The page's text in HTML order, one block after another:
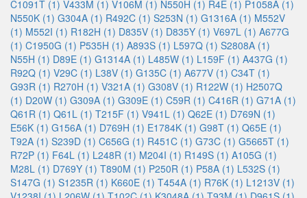
C1091T (1) V433M (1) V106M (1) N550H (1) R4E (1) P1058A (1)
N550K (1) G304A (1) R492C (1) S253N (1) G1316A (1) M552V
(1) M552I (1) R182H (1) D835V (1) D835Y (1) V697L (1) A677G
(1) C1950G (1) P535H (1) A893S (1) L597Q (1) S2808A (1)
N55H (1) D89E (1) G1314A (1) L485W (1) L159F (1) A437G (1)
R92Q (1) V29C (1) L38V (1) G135C (1) A677V (1) C34T (1)
G93R (1) R270H (1) V321A (1) G308V (1) R122W (1) H2507Q
(1) D20W (1) G309A (1) G309E (1) C59R (1) C416R (1) G71A (1)
Q61R (1) Q61L (1) T215F (1) V941L (1) Q62E (1) D769N (1)
E56K (1) G156A (1) D769H (1) E1784K (1) G98T (1) Q65E (1)
T92A (1) S239D (1) C656G (1) R451C (1) G73C (1) G5665T (1)
R72P (1) F64L (1) L248R (1) M204I (1) R149S (1) A105G (1)
M28L (1) D769Y (1) T890M (1) P250R (1) P58A (1) L532S (1)
S147G (1) S1235R (1) K660E (1) T454A (1) R76K (1) L1213V (1)